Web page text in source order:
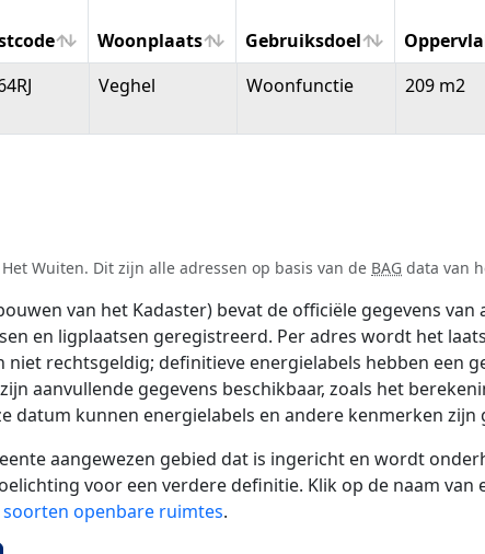
Woonplaats Gebruiksdoel
Woonplaats Gebruiksdoel
Veghel Woonfunctie 209 m2
Wuiten. Dit zijn alle adressen op basis van de BAG data van
van het Kadaster) bevat de officiële gegevens
en ligplaatsen geregistreerd. Per adres wordt het
rechtsgeldig; definitieve energielabels hebben een
zijn aanvullende gegevens beschikbaar, zoals het
datum kunnen energielabels en andere kenmerken
aangewezen gebied dat is ingericht en wordt
voor een verdere definitie. Klik op de naam
openbare ruimtes.